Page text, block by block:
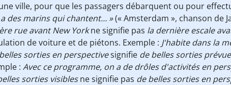
ville, pour que les passagers débarquent ou pour
des marins qui chantent… »(« Amsterdam », chanson de
rue avant New Yorkne signifie pas la dernière escale
de voiture et de piétons. Exemple : J'habite dans la
sorties en perspectivesignifie de belles sorties
: Avec ce programme, on a de drôles d'activités en
sorties visiblesne signifie pas de belles sorties en